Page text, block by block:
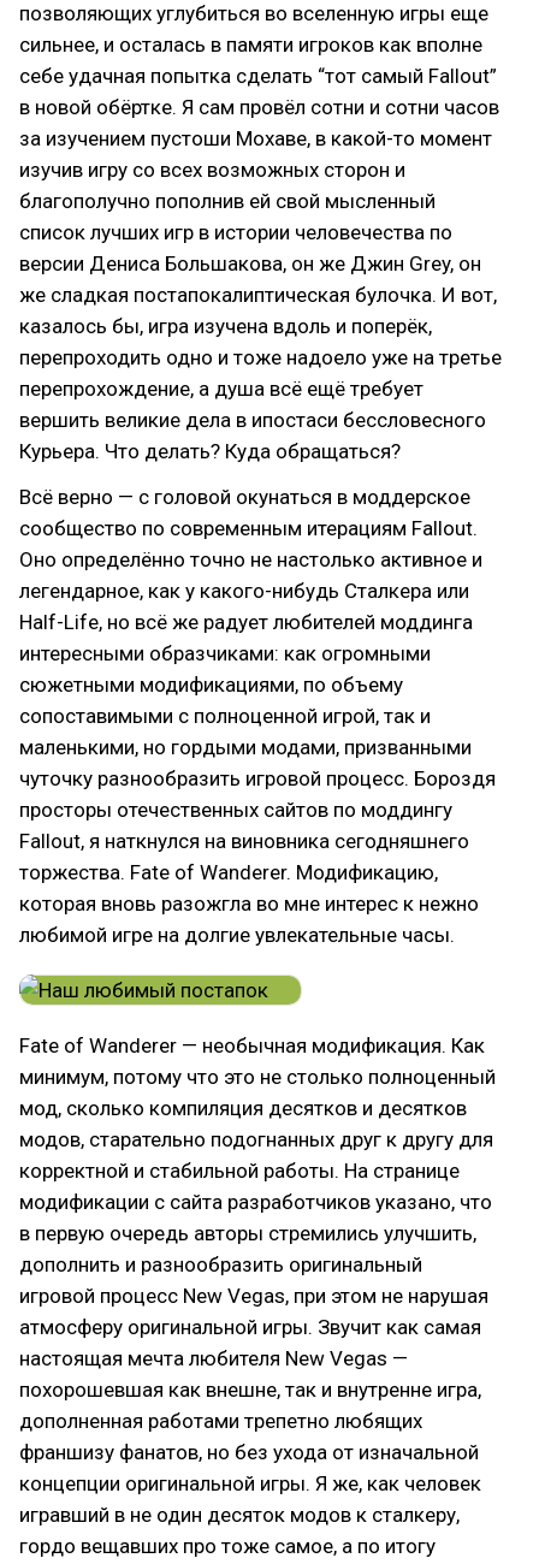
позволяющих углубиться во вселенную игры еще
сильнее, и осталась в памяти игроков как вполне
себе удачная попытка сделать “тот самый Fallout”
в новой обёртке. Я сам провёл сотни и сотни часов
за изучением пустоши Мохаве, в какой-то момент
изучив игру со всех возможных сторон и
благополучно пополнив ей свой мысленный
список лучших игр в истории человечества по
версии Дениса Большакова, он же Джин Grey, он
же сладкая постапокалиптическая булочка. И вот,
казалось бы, игра изучена вдоль и поперёк,
перепроходить одно и тоже надоело уже на третье
перепрохождение, а душа всё ещё требует
вершить великие дела в ипостаси бессловесного
Курьера. Что делать? Куда обращаться?
Всё верно — с головой окунаться в моддерское
сообщество по современным итерациям Fallout.
Оно определённо точно не настолько активное и
легендарное, как у какого-нибудь Сталкера или
Half-Life, но всё же радует любителей моддинга
интересными образчиками: как огромными
сюжетными модификациями, по объему
сопоставимыми с полноценной игрой, так и
маленькими, но гордыми модами, призванными
чуточку разнообразить игровой процесс. Бороздя
просторы отечественных сайтов по моддингу
Fallout, я наткнулся на виновника сегодняшнего
торжества. Fate of Wanderer. Модификацию,
которая вновь разожгла во мне интерес к нежно
любимой игре на долгие увлекательные часы.
Fate of Wanderer — необычная модификация. Как
минимум, потому что это не столько полноценный
мод, сколько компиляция десятков и десятков
модов, старательно подогнанных друг к другу для
корректной и стабильной работы. На странице
модификации с сайта разработчиков указано, что
в первую очередь авторы стремились улучшить,
дополнить и разнообразить оригинальный
игровой процесс New Vegas, при этом не нарушая
атмосферу оригинальной игры. Звучит как самая
настоящая мечта любителя New Vegas —
похорошевшая как внешне, так и внутренне игра,
дополненная работами трепетно любящих
франшизу фанатов, но без ухода от изначальной
концепции оригинальной игры. Я же, как человек
игравший в не один десяток модов к сталкеру,
гордо вещавших про тоже самое, а по итогу